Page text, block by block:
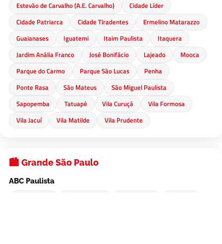
Estevão de Carvalho (A.E. Carvalho)
Cidade Líder
Cidade Patriarca
Cidade Tiradentes
Ermelino Matarazzo
Guaianases
Iguatemi Itaim Paulista
Itaquera
Jardim Anália Franco
José Bonifácio Lajeado
Mooca
Parque do Carmo
Parque São Lucas
Penha
Ponte Rasa
São Mateus
São Miguel Paulista
Sapopemba
Tatuapé Vila Curuçá
Vila Formosa
Vila Jacuí
Vila Matilde Vila Prudente
🏙️ Grande São Paulo
ABC Paulista